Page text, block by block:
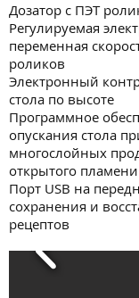
Дозатор с ПЭТ
Регулируемая
переменная
роликов
Электронный
стола по высоте
Программное
опускания стола
многослойных
открытого пламени
Порт USB на
сохранения и
рецептов